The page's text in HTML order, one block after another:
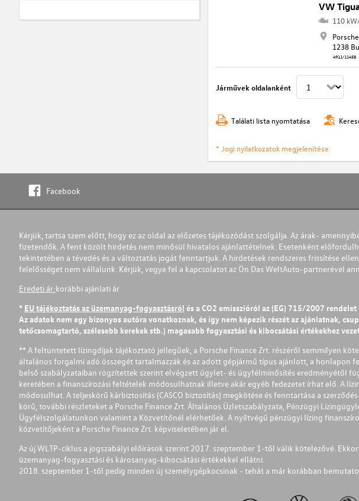
VW
110
1238
4911/11458
Járművek oldalanként
Találati lista nyomtatása
* Jogi nyilatkozatok megjelenítése
Facebook
Kérjük, tartsa szem előtt, hogy ez az oldal az előzetes tájékozódást szolgálja. Az árak-
fizetendők. A fent közölt hirdetés nem minősül hivatalos ajánlattételnek. Esetenként
tekintetében a tévedés és a változtatás jogát fenntartjuk. A hirdetések rendszeres frissítése
felelősséget nem vállalunk. Kérjük, vegye fel a kapcsolatot az Ön Das WeltAuto-partnerével
Eredeti ár:korábbi ajánlati ár
* EU tájékoztatás az üzemanyag-fogyasztásról és a CO2 emisszióról az (EG) 715/2007
Az adatok nem egy bizonyos autóra vonatkoznak, és így nem képezik részét az ajánlatnak,
tetőcsomagtartó, szélesebb kerekek stb.) magasabb fogyasztási és kibocsátási értékekhez
** A feltüntetett lízingdíjak tájékoztató jellegűek, a Porsche Finance Zrt. részéről semmilyen
általános forgalmi adó összegét tartalmazzák és az adott gépjármű típus ajánlott, a
belső szabályzataiban rögzítettek szerint elvégzett ügylet- és ügyfélminősítés eredményétől
keretében a finanszírozási feltételek módosulhatnak illetve akár egyéb fedezetet írhat elő. A
módosulhat. A teljeskörű kárbiztosítás (CASCO biztosítás) megkötése és fenntartása a
körű, további részleteket a Porsche Finance Zrt. Általános Üzletszabályzata, Pénzügyi
Ügyfélszolgálatunkon valamint a Közvetítőnél elérhetőek. A nyíltvégű pénzügyi lízing
közvetítőjeként a Porsche Finance Zrt. képviseletében jár el.
Az új WLTP-ciklus a jogszabályi előírások szerint 2017. szeptember 1-től válik kötelezővé.
üzemanyag-fogyasztási és károsanyag-kibocsátási értékekkel ellátni.
2018. szeptember 1-től pedig minden új személygépkocsinak - tehát a már korábban